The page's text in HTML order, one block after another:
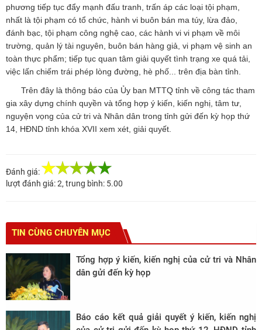
phương tiếp tục đẩy mạnh đấu tranh, trấn áp các loại tội phạm,
nhất là tội phạm có tổ chức, hành vi buôn bán ma túy, lừa đảo,
đánh bạc, tội phạm công nghệ cao, các hành vi vi phạm về môi
trường, quản lý tài nguyên, buôn bán hàng giả, vi phạm vệ sinh an
toàn thực phẩm; tiếp tục quan tâm giải quyết tình trạng xe quá tải,
việc lấn chiếm trái phép lòng đường, hè phố... trên địa bàn tỉnh.
Trên đây là thông báo của Ủy ban MTTQ tỉnh về công tác tham
gia xây dựng chính quyền và tổng hợp ý kiến, kiến nghị, tâm tư,
nguyện vọng của cử tri và Nhân dân trong tỉnh gửi đến kỳ họp thứ
14, HĐND tỉnh khóa XVII xem xét, giải quyết.
Đánh giá:
lượt đánh giá:2, trung bình: 5.00
TIN CÙNG CHUYÊN MỤC
Tổng hợp ý kiến, kiến nghị của cử tri và Nhân
dân gửi đến kỳ họp
Báo cáo kết quả giải quyết ý kiến, kiến nghị